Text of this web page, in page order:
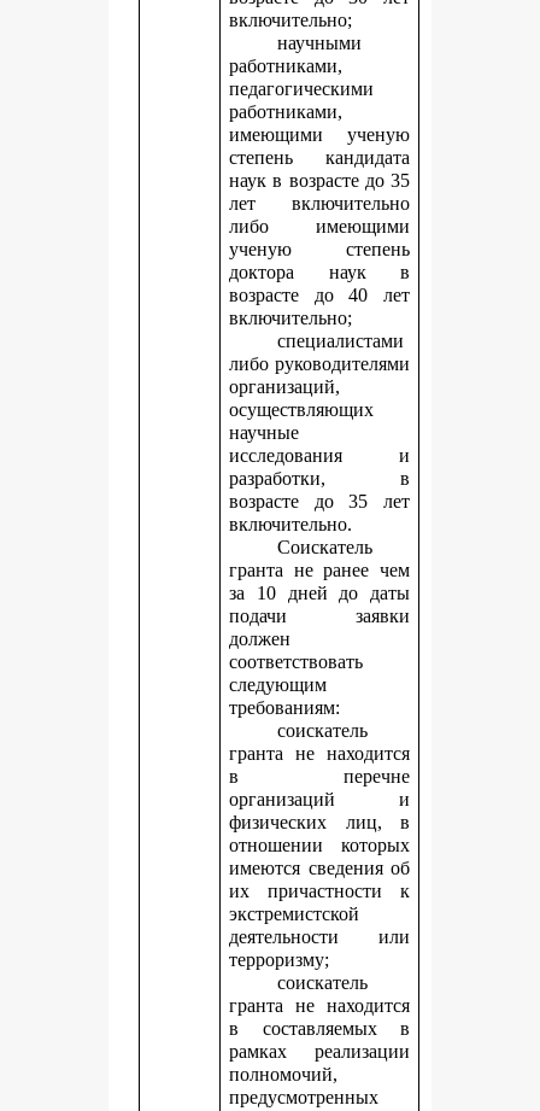
включительно;
научными
работниками,
педагогическими
работниками,
имеющими ученую
степень кандидата
наук в возрасте до 35
лет включительно
либо имеющими
ученую степень
доктора наук в
возрасте до 40 лет
включительно;
специалистами
либо руководителями
организаций,
осуществляющих
научные
исследования и
разработки, в
возрасте до 35 лет
включительно.
Соискатель
гранта не ранее чем
за 10 дней до даты
подачи заявки
должен
соответствовать
следующим
требованиям:
соискатель
гранта не находится
в перечне
организаций и
физических лиц, в
отношении которых
имеются сведения об
их причастности к
экстремистской
деятельности или
терроризму;
соискатель
гранта не находится
в составляемых в
рамках реализации
полномочий,
предусмотренных